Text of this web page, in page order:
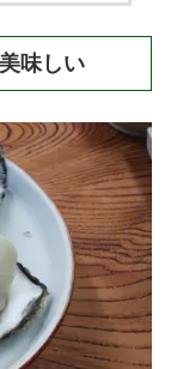
味しい